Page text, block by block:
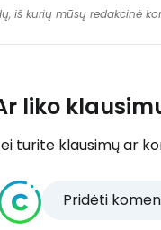
iš kurių mūsų redakcinė
liko
turite klausimų ar
Pridėti